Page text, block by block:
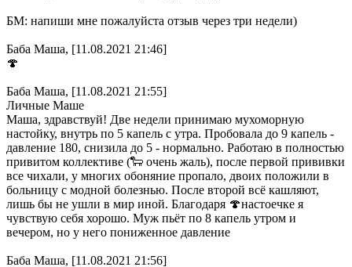
БМ: напиши мне пожалуйста отзыв через три недели)
Баба Маша, [11.08.2021 21:46]
🍄
Баба Маша, [11.08.2021 21:55]
Личные Маше
Маша, здравствуй! Две недели принимаю мухоморную
настойку, внутрь по 5 капель с утра. Пробовала до 9 капель -
давление 180, снизила до 5 - нормально. Работаю в полностью
привитом коллективе (🐑 очень жаль), после первой прививки
все чихали, у многих обоняние пропало, двоих положили в
больницу с модной болезнью. После второй всё кашляют,
лишь бы не ушли в мир иной. Благодаря 🍄настоечке я
чувствую себя хорошо. Муж пьёт по 8 капель утром и
вечером, но у него пониженное давление
Баба Маша, [11.08.2021 21:56]